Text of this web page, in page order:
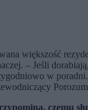
większość
– Jeśli
w
czemu